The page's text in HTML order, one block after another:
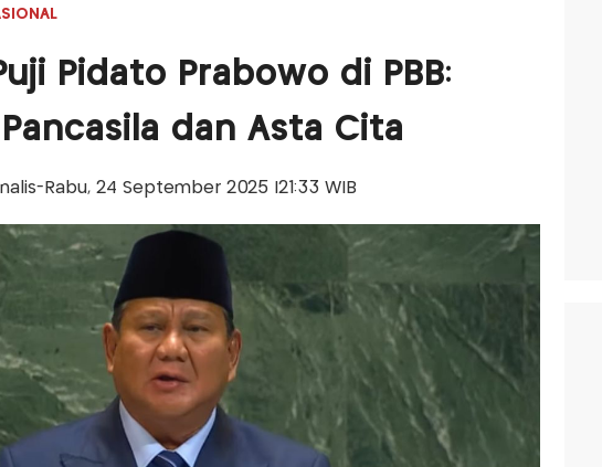
Pidato Prabowo di PBB:
dan Asta Cita
Rabu, 24 September 2025 |21:33 WIB